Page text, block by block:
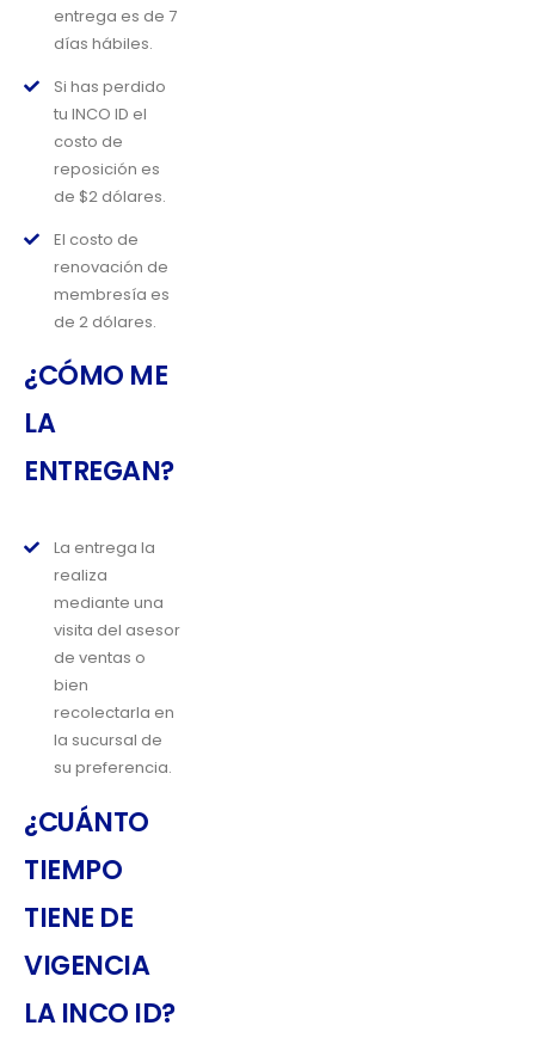
entrega es de 7
días hábiles.
Si has perdido
tu INCO ID el
costo de
reposición es
de $2 dólares.
El costo de
renovación de
membresía es
de 2 dólares.
¿CÓMO ME
LA
ENTREGAN?
La entrega la
realiza
mediante una
visita del asesor
de ventas o
bien
recolectarla en
la sucursal de
su preferencia.
¿CUÁNTO
TIEMPO
TIENE DE
VIGENCIA
LA INCO ID?